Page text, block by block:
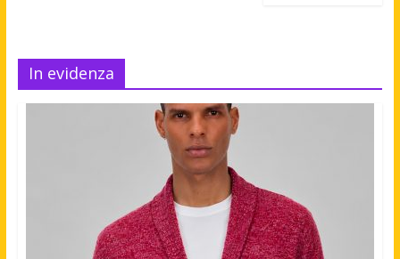
In evidenza